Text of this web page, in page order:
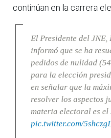
continúan en la carrera
El Presidente del JNE,
informó que se ha
pedidos de nulidad
para la elección
en señalar que la
resolver los aspectos
materia electoral es el
pic.twitter.com/